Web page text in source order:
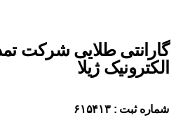
گارانتی طلایی شرکت
الکترونیک ژیلا
شماره ثبت : ۶۱۵۴۱۳